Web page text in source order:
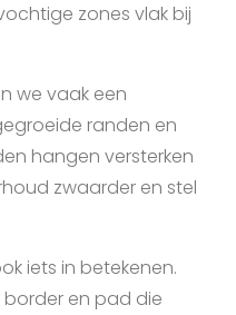
zones vlak bij
we vaak een
randen en
hangen versterken
zwaarder en stel
iets in betekenen.
en pad die